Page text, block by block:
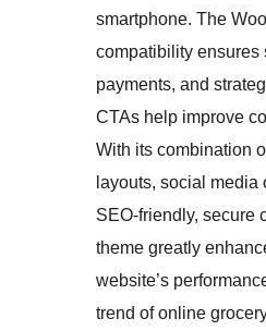
smartphone. The
compatibility ensures
payments, and
CTAs help improve
With its combination
layouts, social media
SEO-friendly, secure
theme greatly
website’s
trend of online